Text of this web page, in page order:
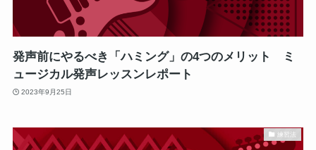
発声前にやるべき「ハミング」の4つのメリット ミ
ュージカル発声レッスンレポート
2023年9月25日
練習法